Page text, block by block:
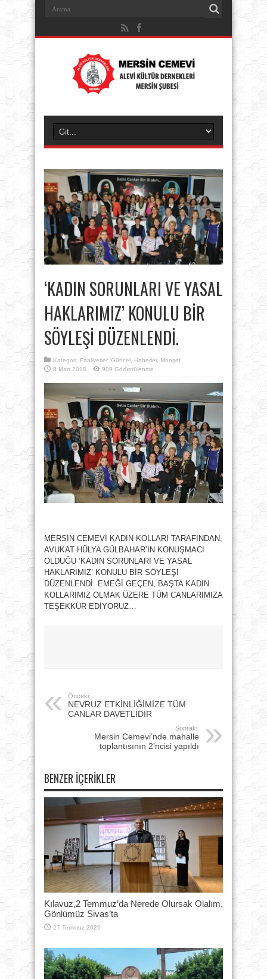
‘KADIN SORUNLARI VE YASAL
HAKLARIMIZ’ KONULU BİR
SÖYLEŞİ DÜZENLENDİ.
Kategori: Faaliyetler, Güncel Haberler, Manşet
8 Mart 2018
909 Görüntülenme
MERSİN CEMEVİ KADIN KOLLARI TARAFINDAN,
AVUKAT HÜLYA GÜLBAHAR’IN KONUŞMACI
OLDUĞU ‘KADIN SORUNLARI VE YASAL
HAKLARIMIZ’ KONULU BİR SÖYLEŞİ
DÜZENLENDİ. EMEĞİ GEÇEN, BAŞTA KADIN
KOLLARIMIZ OLMAK ÜZERE TÜM CANLARIMIZA
TEŞEKKÜR EDİYORUZ…
Önceki:
NEVRUZ ETKİNLİĞİMİZE TÜM
CANLAR DAVETLİDİR
Sonraki:
Mersin Cemevi’nde mahalle
toplantısının 2’ncisi yapıldı
BENZER İÇERIKLER
Kılavuz,2 Temmuz’da Nerede Olursak Olalım,
Gönlümüz Sivas’ta
27 Temmuz 2026